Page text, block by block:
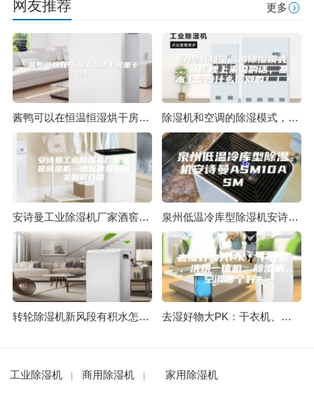
网友推荐 更多
酱鸭可以在恒温恒湿烘干房里干燥吗 除湿机和空调的除湿模式，从原理上来说的话，基本上是没什么区别的！！！
安诗曼工业除湿机厂家酒窖除湿机—酒窖除湿机相关知识介绍 泉州低温冷库型除湿机安诗曼ASM10ASM
转轮除湿机新风段有积水怎么处理？ 去湿好物大PK：干衣机、洗烘一体机、除湿机、空调哪个好？
工业除湿机 商用除湿机 家用除湿机